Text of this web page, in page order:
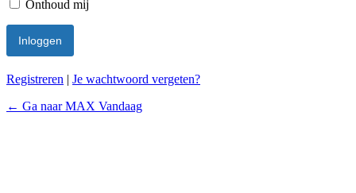
Onthoud mij
Registreren | Je wachtwoord vergeten?
← Ga naar MAX Vandaag